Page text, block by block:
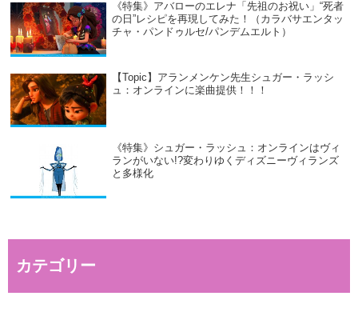
《特集》アバローのエレナ「先祖のお祝い」“死者
の日”レシピを再現してみた！（カラバサエンタッ
チャ・パンドゥルセ/パンデムエルト）
【Topic】アランメンケン先生シュガー・ラッシ
ュ：オンラインに楽曲提供！！！
《特集》シュガー・ラッシュ：オンラインはヴィ
ランがいない!?変わりゆくディズニーヴィランズ
と多様化
カテゴリー